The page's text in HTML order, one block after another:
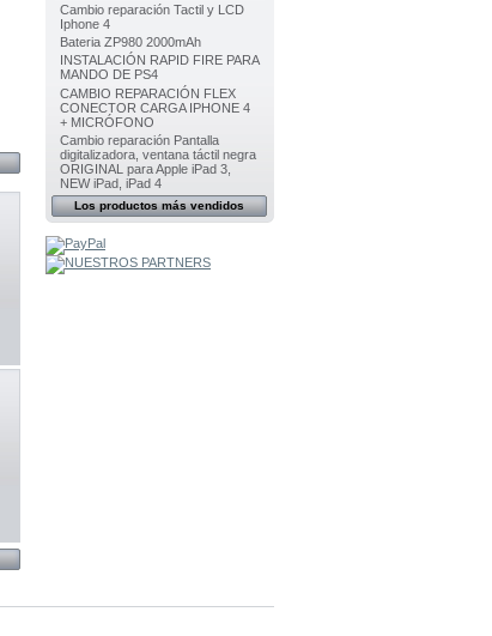
Cambio reparación Tactil y LCD
Iphone 4
Bateria ZP980 2000mAh
INSTALACIÓN RAPID FIRE PARA
MANDO DE PS4
CAMBIO REPARACIÓN FLEX
CONECTOR CARGA IPHONE 4
+ MICRÓFONO
Cambio reparación Pantalla
digitalizadora, ventana táctil negra
ORIGINAL para Apple iPad 3,
NEW iPad, iPad 4
Los productos más vendidos